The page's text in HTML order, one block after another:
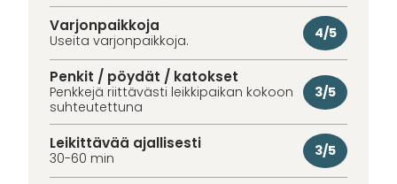
Varjonpaikkoja
Useita varjonpaikkoja. 4/5
Penkit / pöydät / katokset
Penkkejä riittävästi leikkipaikan kokoon
suhteutettuna
3/5
Leikittävää ajallisesti
30-60 min 3/5